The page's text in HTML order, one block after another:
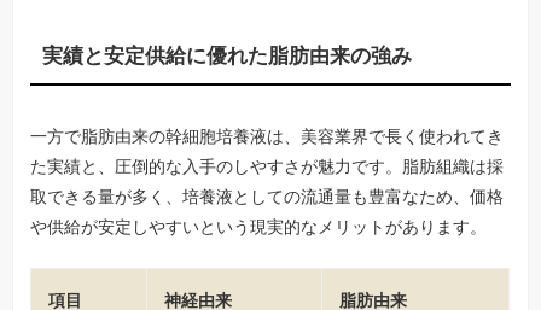
実績と安定供給に優れた脂肪由来の強み
一方で脂肪由来の幹細胞培養液は、美容業界で長く使われてき
た実績と、圧倒的な入手のしやすさが魅力です。脂肪組織は採
取できる量が多く、培養液としての流通量も豊富なため、価格
や供給が安定しやすいという現実的なメリットがあります。
項目 神経由来 脂肪由来